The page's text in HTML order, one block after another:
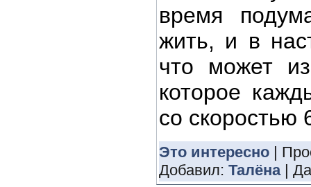
время
жить, и в
что может
которое
со скоростью
Это интересно |
Добавил: Талёна|